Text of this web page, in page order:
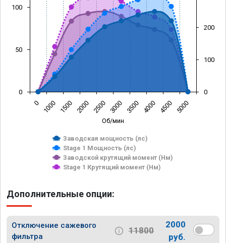
Об/мин
Заводская мощность (лс)
Stage 1 Мощность (лс)
Заводской крутящий момент (Нм)
Stage 1 Крутящий момент (Нм)
0 1000 1500 2000 2500 3000 3500 4000 4500 5000
0
50
100
0
100
200
Дополнительные опции:
Отключение сажевого
фильтра
11800
2000
руб.